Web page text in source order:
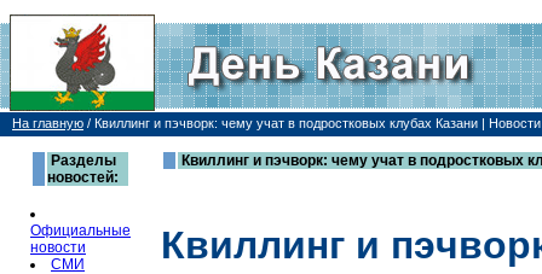
На главную / Квиллинг и пэчворк: чему учат в подростковых клубах Казани |
Разделы
новостей:
Официальные
новости
СМИ
Квиллинг и пэчворк: чему учат в подростковых
Квиллинг и